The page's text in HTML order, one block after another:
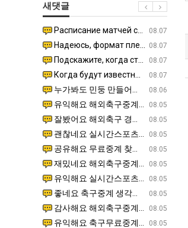
자
소
울
푸
드
제
육
볶
음
의
위
력
ㅋ
ㅋ
새댓글
08.07
Расписание матчей составлено крайне удобно для нашего часово…
08.07
Надеюсь, формат плей-офф не решат внезапно поменять. https:/…
08.07
Подскажите, когда стартуют продажи билетов на инт? https://g…
08.07
Когда будут известны абсолютно все команды из закрытых квали…
08.06
누가봐도 민둥 만들어서 탈북하는것들이나 뭔가 쳐들어오는 낌새를 미리 알아차리기 위함이지 저걸 전쟁준비라고 하…
08.05
유익해요 해외축구중계 링크 찾기 쉬워서 자주 와요. 참고로 무료스포츠중계 정보 확인할 때 출처 꼭 체크해요.…
08.05
잘봤어요 해외축구 경기 일정 한눈에 보기 좋아요. 덕분에 epl중계 볼 때 공식 중계 채널 먼저 찾아봐요. …
08.05
괜찮네요 실시간스포츠 정보 확인하기 좋아요. 그래도 epl중계 볼 때 공식 중계 채널 먼저 찾아봐요. 북마크…
08.05
공유해요 무료중계 찾을 때 여기가 제일 편해요. 그리고 무료스포츠중계 정보 확인할 때 출처 꼭 체크해요. 앞…
08.05
재밌네요 해외축구중계 링크 찾기 쉬워서 자주 와요. 그래서 해외축구중계도 정식 서비스로 봐야 안전해요. 다음…
08.05
유익해요 실시간스포츠 정보 확인하기 좋아요. 덕분에 스포츠중계는 합법적인 경로로만 시청하려 해요. 좋은 정보…
08.05
좋네요 축구중계 생각할 때 도움 되는 팁이 많네요. 그런데 해외축구중계도 정식 서비스로 봐야 안전해요. 다음…
08.05
감사해요 해외축구중계 링크 찾기 쉬워서 자주 와요. 어쨌든 축구무료중계도 합법적인 곳에서 봐야 마음 편해요.…
08.05
유익해요 축구무료중계 사이트 중에 여기가 최고예요. 참고로 축구무료중계도 합법적인 곳에서 봐야 마음 편해요.…